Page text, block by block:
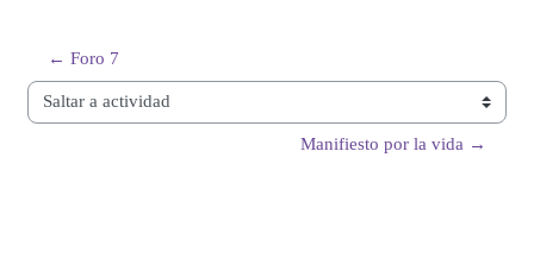
← Foro 7
Saltar a actividad
Manifiesto por la vida →